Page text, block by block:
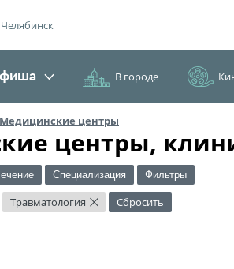
Челябинск
В городе
Медицинские центры
центры,
Специализация Фильтры
Травматология × Сбросить